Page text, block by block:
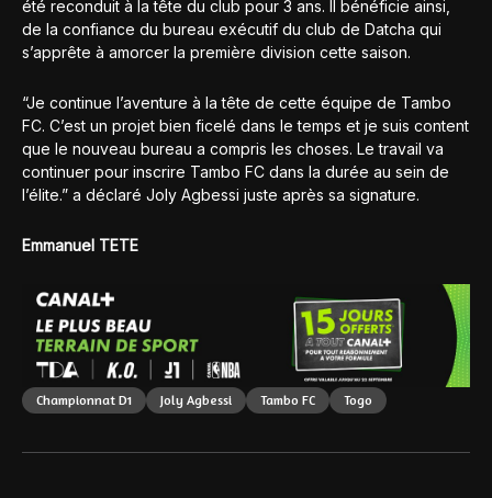
été reconduit à la tête du club pour 3 ans. Il bénéficie ainsi,
de la confiance du bureau exécutif du club de Datcha qui
s’apprête à amorcer la première division cette saison.
“Je continue l’aventure à la tête de cette équipe de Tambo
FC. C’est un projet bien ficelé dans le temps et je suis content
que le nouveau bureau a compris les choses. Le travail va
continuer pour inscrire Tambo FC dans la durée au sein de
l’élite.” a déclaré Joly Agbessi juste après sa signature.
Emmanuel TETE
Championnat D1 Joly Agbessi Tambo FC Togo